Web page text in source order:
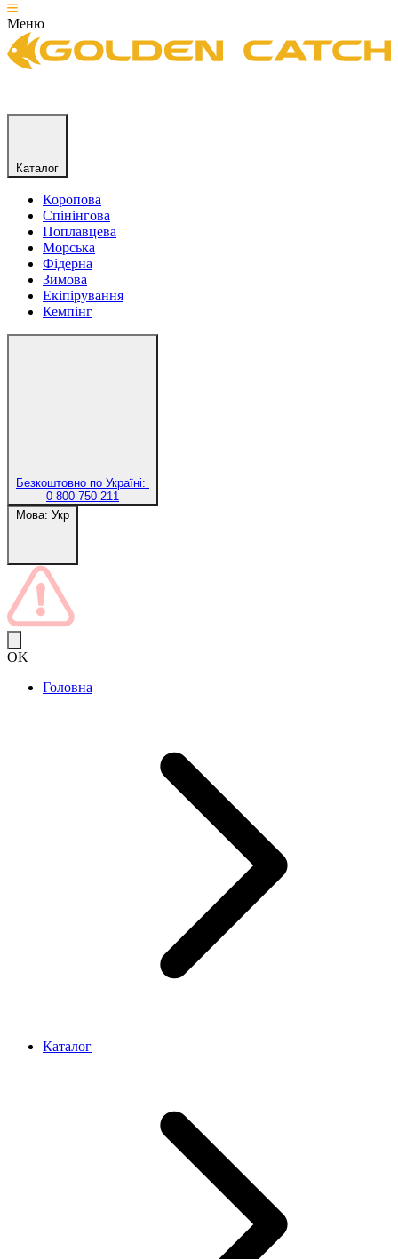
Меню
Каталог
Коропова
Спінінгова
Поплавцева
Морська
Фідерна
Зимова
Екіпірування
Кемпінг
Безкоштовно по Україні:
0 800 750 211
Мова: Укр
OK
Головна
Каталог